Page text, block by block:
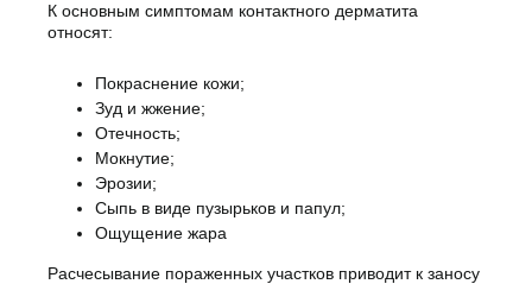
К основным симптомам контактного дерматита
относят:
Покраснение кожи;
Зуд и жжение;
Отечность;
Мокнутие;
Эрозии;
Сыпь в виде пузырьков и папул;
Ощущение жара
Расчесывание пораженных участков приводит к заносу